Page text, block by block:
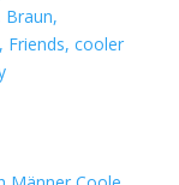
Braun,
Friends, cooler